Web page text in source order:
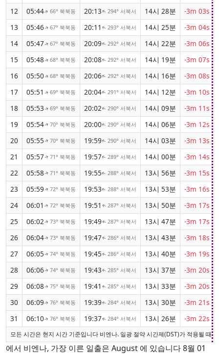
12
05:44↑66° 북북동 20:13↑294° 서북서 14시 28분 -3m 03s
13
05:46↑67° 북북동 20:11 ↑293° 서북서 14시 25분 -3m 04s
14
05:47↑67° 북북동 20:09↑ 292° 서북서 14시 22분 -3m 06s
15
05:48↑68° 북북동 20:08↑ 292° 서북서 14시 19분 -3m 07s
16
05:50↑68° 북북동 20:06↑ 292° 서북서 14시 16분 -3m 08s
17
05:51 ↑69° 북북동 20:04↑ 291° 서북서 14시 12분 -3m 10s
18
05:53↑69° 북북동 20:02↑ 290° 서북서 14시 09분 -3m 11s
19
05:54↑70° 북북동 20:00↑ 290° 서북서 14시 06분 -3m 12s
20
05:55↑70° 북북동 19:59↑ 290° 서북서 14시 03분 -3m 13s
21
05:57↑71° 북북동 19:57↑ 289° 서북서 14시 00분 -3m 14s
22
05:58↑71° 북북동 19:55↑ 288° 서북서 13시 56분 -3m 15s
23
05:59↑72° 북북동 19:53↑ 288° 서북서 13시 53분 -3m 16s
24
06:01 ↑72° 북북동 19:51 ↑ 287° 서북서 13시 50분 -3m 17s
25
06:02↑73° 북북동 19:49↑ 287° 서북서 13시 47분 -3m 17s
26
06:04↑73° 북북동 19:47↑ 286° 서북서 13시 43분 -3m 18s
27
06:05↑ 74° 북북동 19:45↑ 286° 서북서 13시 40분 -3m 19s
28
06:06↑ 74° 북북동 19:43↑ 285° 서북서 13시 37분 -3m 20s
29
06:08↑ 75° 북북동 19:41 ↑ 285° 서북서 13시 33분 -3m 20s
30
06:09↑ 76° 북북동 19:39↑ 284° 서북서 13시 30분 -3m 21s
31
06:10↑ 76° 북북동 19:37↑ 284° 서북서 13시 26분 -3m 22s
모든 시간은 현지 시간 기준입니다 비엔나. 일광 절약 시간제(DST)가 적용될 때
에서 비엔나, 가장 이른 일출은 August 에 있습니다 8월 01